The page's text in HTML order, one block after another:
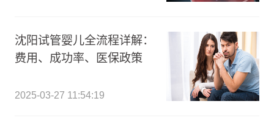
沈阳试管婴儿全流程详解：
费用、成功率、医保政策
2025-03-27 11:54:19